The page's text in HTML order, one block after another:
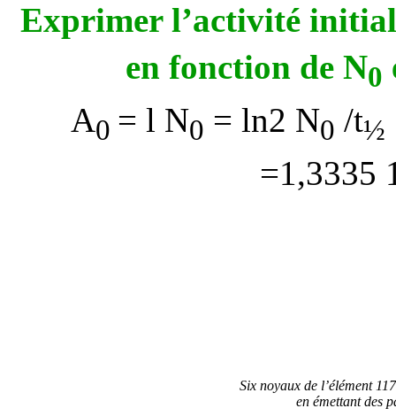
Exprimer l’activité
en fonction de N0
A0 = l N0 = ln2 N0 /t½
=1,3335
Six noyaux de l’élément
en émettant des